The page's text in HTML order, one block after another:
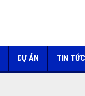
DỰ ÁN TIN TỨC